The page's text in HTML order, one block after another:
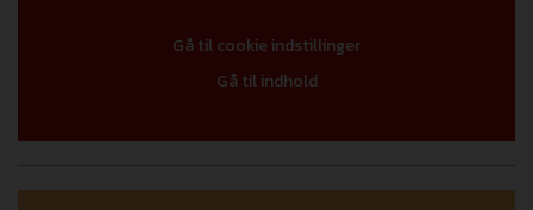
Gå til cookie indstillinger
Gå til indhold